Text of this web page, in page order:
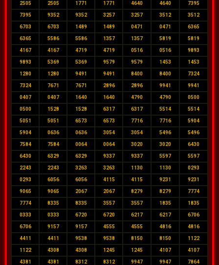
2505 2505 1771 1771 4640 4640 7395
7395 9352 9352 3257 3257 3512 3512
6703 6703 1489 1489 0471 0471 6365
6365 5586 5586 1357 1357 5819 5819
4167 4167 4719 4719 0516 0516 9893
9893 5369 5369 9579 9579 1453 1453
1280 1280 9491 9491 8400 8400 7324
7324 7671 7671 2896 2896 9941 9941
0407 0407 1640 1640 4790 4790 0500
0500 1528 1528 6317 6317 5514 5514
5051 5051 6573 6573 7716 7716 5904
5904 0636 0636 3054 3054 5496 5496
7584 7584 0064 0064 3020 3020 6430
6430 6329 6329 9337 9337 5597 5597
2243 2243 3263 3263 1130 1130 0293
0293 6056 6056 4115 4115 9231 9231
9065 9065 2067 2067 8279 8279 7774
7774 8335 8335 3557 3557 1835 1835
0333 0333 6720 6720 6217 6217 6706
6706 9157 9157 4555 4555 4816 4816
4411 4411 9538 9538 8150 8150 1122
1122 4308 4308 1245 1245 4107 4107
4381 4381 8312 8312 9947 9947 7864